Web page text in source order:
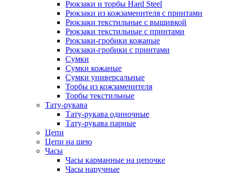
Рюкзаки и торбы Hard Steel
Рюкзаки из кожзаменителя с принтами
Рюкзаки текстильные с вышивкой
Рюкзаки текстильные с принтами
Рюкзаки-гробики кожаные
Рюкзаки-гробики с принтами
Сумки
Сумки кожаные
Сумки универсальные
Торбы из кожзаменителя
Торбы текстильные
Тату-рукава
Тату-рукава одиночные
Тату-рукава парные
Цепи
Цепи на шею
Часы
Часы карманные на цепочке
Часы наручные